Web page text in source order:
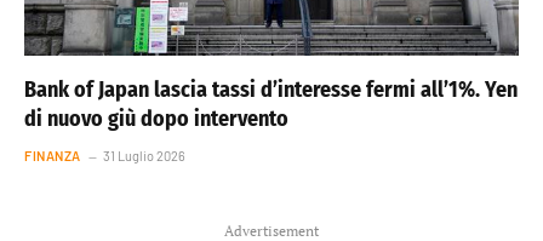
Bank of Japan lascia tassi d’interesse fermi all’1%. Yen
di nuovo giù dopo intervento
FINANZA 31 Luglio 2026
Advertisement